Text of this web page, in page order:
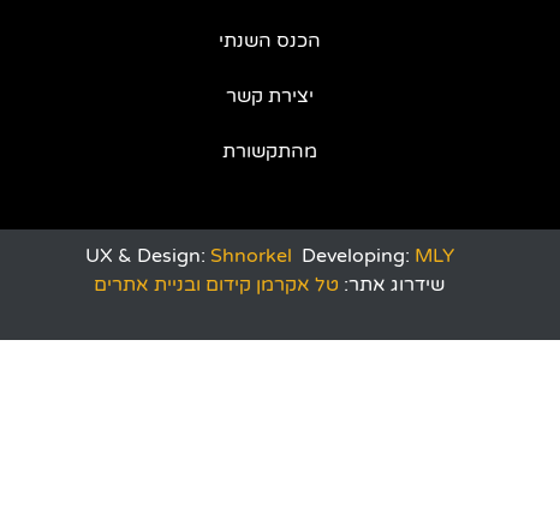
הכנס השנתי
יצירת קשר
מהתקשורת
UX & Design: Shnorkel Developing: MLY
שידרוג אתר: טל אקרמן קידום ובניית אתרים